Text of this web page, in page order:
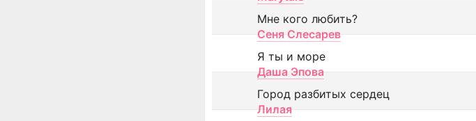
Мне кого любить?
Сеня Слесарев
Я ты и море
Даша Эпова
Город разбитых сердец
Лилая